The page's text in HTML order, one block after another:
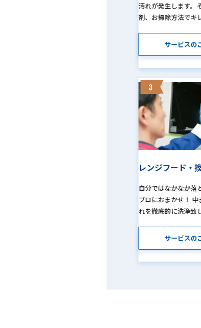
汚れが発生します。
剤、お掃除方法でキ
サービスの
3
レンジフード・
自分ではなかなか落
プロにおまかせ！
れを徹底的に洗浄致
サービスの